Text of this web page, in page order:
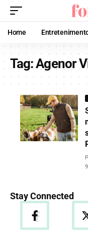
Home
Tag:Agenor
Stay Connected